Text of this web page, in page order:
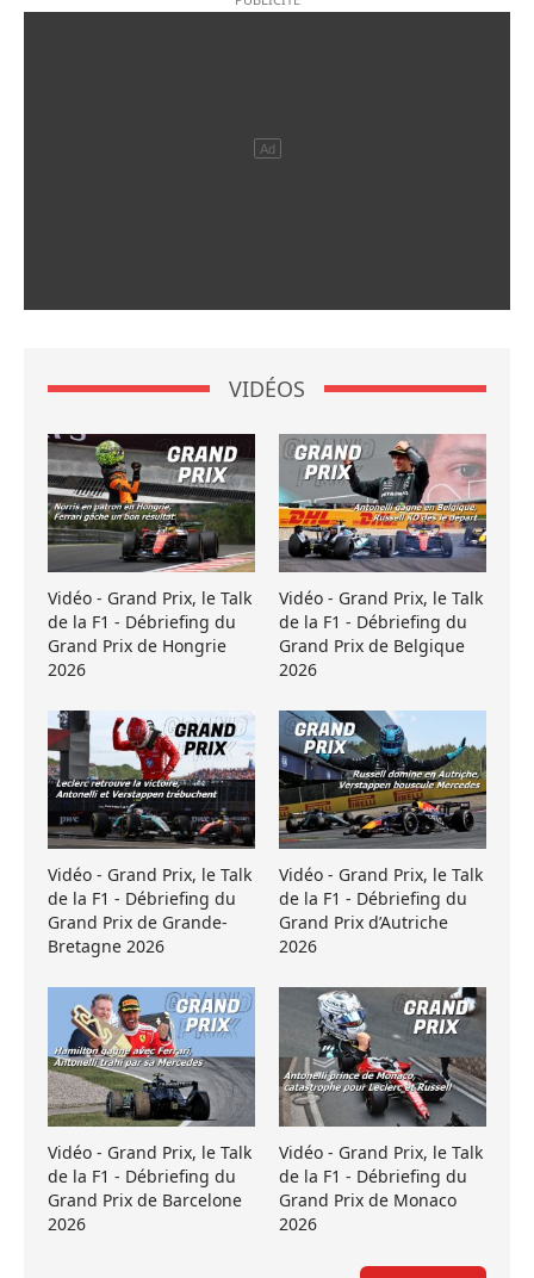
VIDÉOS
Vidéo - Grand Prix, le Talk
de la F1 - Débriefing du
Grand Prix de Hongrie
2026
Vidéo - Grand Prix, le Talk
de la F1 - Débriefing du
Grand Prix de Belgique
2026
Vidéo - Grand Prix, le Talk
de la F1 - Débriefing du
Grand Prix de Grande-
Bretagne 2026
Vidéo - Grand Prix, le Talk
de la F1 - Débriefing du
Grand Prix d’Autriche
2026
Vidéo - Grand Prix, le Talk
de la F1 - Débriefing du
Grand Prix de Barcelone
2026
Vidéo - Grand Prix, le Talk
de la F1 - Débriefing du
Grand Prix de Monaco
2026